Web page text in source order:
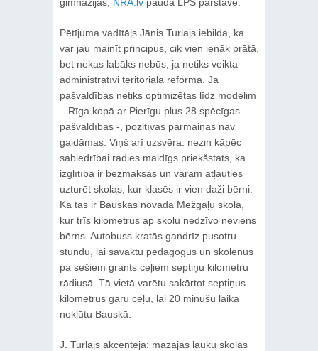
Pētījuma vadītājs Jānis Turlajs iebilda, ka
var jau mainīt principus, cik vien ienāk prātā,
bet nekas labāks nebūs, ja netiks veikta
administratīvi teritoriālā reforma. Ja
pašvaldības netiks optimizētas līdz modelim
– Rīga kopā ar Pierīgu plus 28 spēcīgas
pašvaldības -, pozitīvas pārmaiņas nav
gaidāmas. Viņš arī uzsvēra: nezin kāpēc
sabiedrībai radies maldīgs priekšstats, ka
izglītība ir bezmaksas un varam atļauties
uzturēt skolas, kur klasēs ir vien daži bērni.
Kā tas ir Bauskas novada Mežgaļu skolā,
kur trīs kilometrus ap skolu nedzīvo neviens
bērns. Autobuss kratās gandrīz pusotru
stundu, lai savāktu pedagogus un skolēnus
pa sešiem grants ceļiem septiņu kilometru
rādiusā. Tā vietā varētu sakārtot septiņus
kilometrus garu ceļu, lai 20 minūšu laikā
nokļūtu Bauskā.
J. Turlajs akcentēja: mazajās lauku skolās